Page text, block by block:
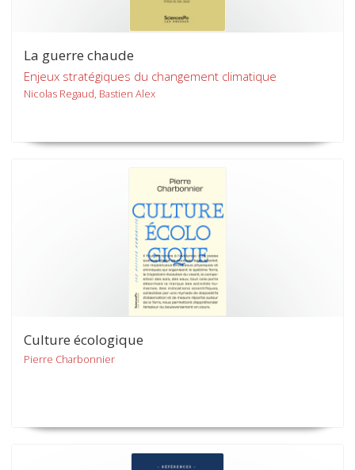
La guerre chaude
Enjeux stratégiques du changement climatique
Nicolas Regaud, Bastien Alex
Culture écologique
Pierre Charbonnier